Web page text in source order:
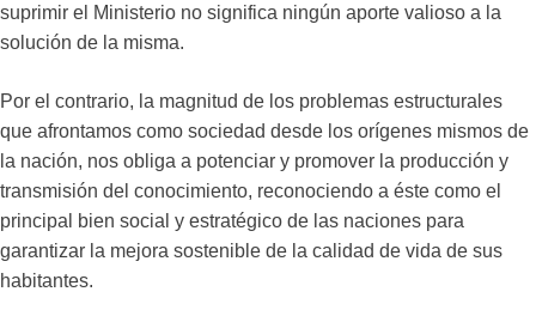
suprimir el Ministerio no significa ningún aporte valioso a la
solución de la misma.
Por el contrario, la magnitud de los problemas estructurales
que afrontamos como sociedad desde los orígenes mismos de
la nación, nos obliga a potenciar y promover la producción y
transmisión del conocimiento, reconociendo a éste como el
principal bien social y estratégico de las naciones para
garantizar la mejora sostenible de la calidad de vida de sus
habitantes.